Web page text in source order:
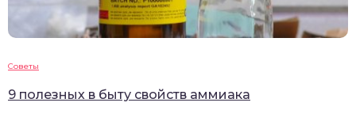
Советы
9 полезных в быту свойств аммиака